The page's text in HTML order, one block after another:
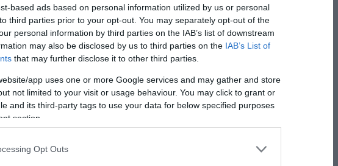
based ads based on personal information utilized by us or personal
third parties prior to your opt-out. You may separately opt-out of the
personal information by third parties on the IAB’s list of downstream
may also be disclosed by us to third parties on the IAB’s List of
that may further disclose it to other third parties.
app uses one or more Google services and may gather and store
not limited to your visit or usage behaviour. You may click to grant or
and its third-party tags to use your data for below specified purposes
section.
Opt Outs